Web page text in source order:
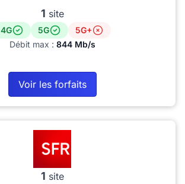
1 site
4G 5G
5G+
Débit max : 844 Mb/s
Voir les forfaits
1 site